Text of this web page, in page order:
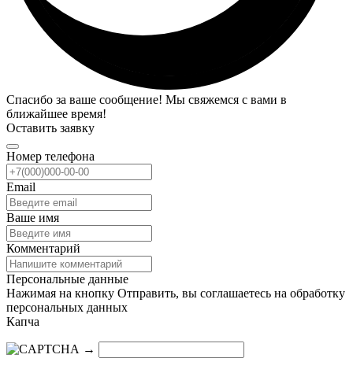
Спасибо за ваше сообщение! Мы свяжемся с вами в
ближайшее время!
Оставить заявку
Номер телефона
Email
Ваше имя
Комментарий
Персональные данные
Нажимая на кнопку Отправить, вы соглашаетесь на обработку
персональных данных
Капча
→